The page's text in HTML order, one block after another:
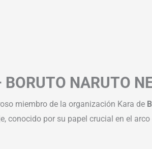
NARUTO
miembro de la organización Kara de
conocido por su papel crucial en el